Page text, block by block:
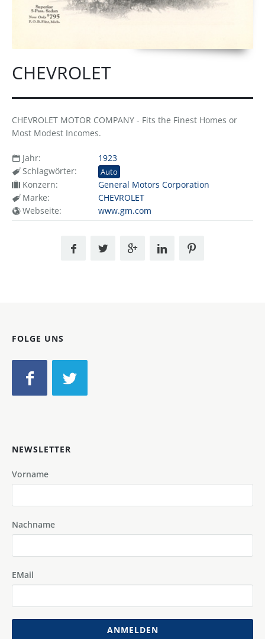
CHEVROLET
CHEVROLET MOTOR COMPANY - Fits the Finest Homes or
Most Modest Incomes.
Jahr:
1923
Schlagwörter:
Auto
Konzern:
General Motors Corporation
Marke:
CHEVROLET
Webseite:
www.gm.com
FOLGE UNS
NEWSLETTER
Vorname
Nachname
EMail
ANMELDEN